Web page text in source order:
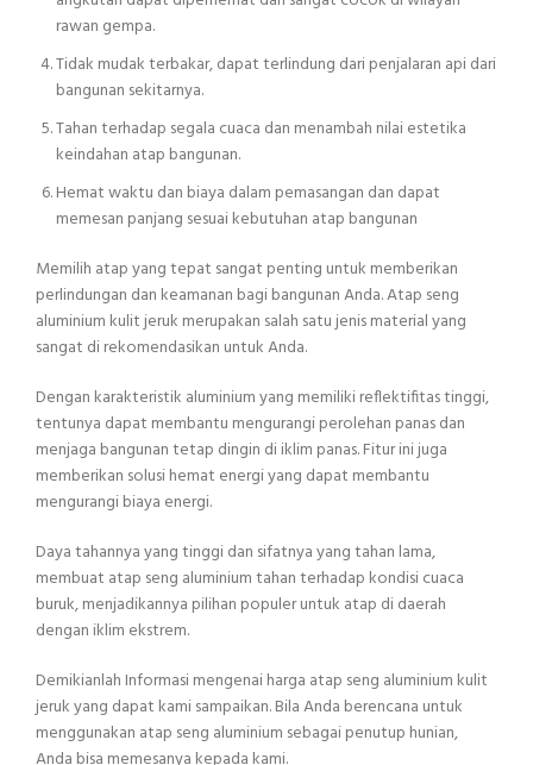
rawan gempa.
Tidak mudak terbakar, dapat terlindung dari penjalaran api dari
bangunan sekitarnya.
Tahan terhadap segala cuaca dan menambah nilai estetika
keindahan atap bangunan.
Hemat waktu dan biaya dalam pemasangan dan dapat
memesan panjang sesuai kebutuhan atap bangunan
Memilih atap yang tepat sangat penting untuk memberikan
perlindungan dan keamanan bagi bangunan Anda. Atap seng
aluminium kulit jeruk merupakan salah satu jenis material yang
sangat di rekomendasikan untuk Anda.
Dengan karakteristik aluminium yang memiliki reflektifitas tinggi,
tentunya dapat membantu mengurangi perolehan panas dan
menjaga bangunan tetap dingin di iklim panas. Fitur ini juga
memberikan solusi hemat energi yang dapat membantu
mengurangi biaya energi.
Daya tahannya yang tinggi dan sifatnya yang tahan lama,
membuat atap seng aluminium tahan terhadap kondisi cuaca
buruk, menjadikannya pilihan populer untuk atap di daerah
dengan iklim ekstrem.
Demikianlah Informasi mengenai harga atap seng aluminium kulit
jeruk yang dapat kami sampaikan. Bila Anda berencana untuk
menggunakan atap seng aluminium sebagai penutup hunian,